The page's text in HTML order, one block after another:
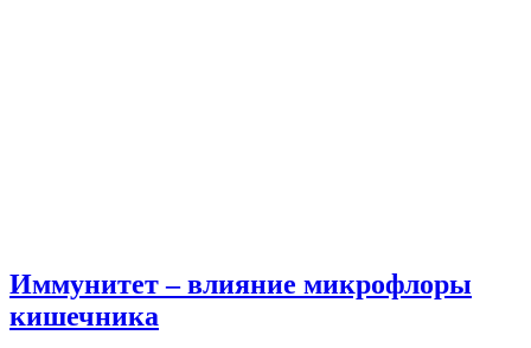
Иммунитет – влияние микрофлоры
кишечника